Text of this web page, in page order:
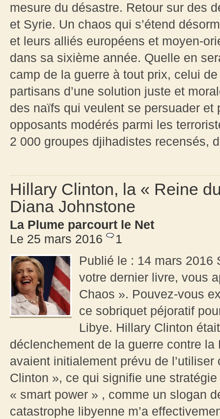
mesure du désastre. Retour sur des
et Syrie. Un chaos qui s’étend
et leurs alliés européens et moyen-
dans sa sixième année. Quelle en
camp de la guerre à tout prix, celui
partisans d’une solution juste et
des naïfs qui veulent se persuader et
opposants modérés parmi les
2 000 groupes djihadistes recensés,
Hillary Clinton, la « Reine
Diana Johnstone
La Plume parcourt le Net
Le 25 mars 2016
1
Publié le : 14 mars
votre dernier livre, vous
Chaos ». Pouvez-vous
ce sobriquet péjoratif
Libye. Hillary Clinton
déclenchement de la guerre contre
avaient initialement prévu de l’utiliser
Clinton », ce qui signifie une
« smart power » , comme un slogan
catastrophe libyenne m’a